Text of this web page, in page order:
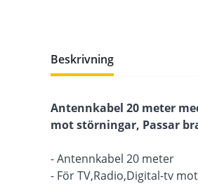
Beskrivning
Antennkabel 20 meter
mot störningar, Passar
- Antennkabel 20 meter
- För TV,Radio,Digital-tv